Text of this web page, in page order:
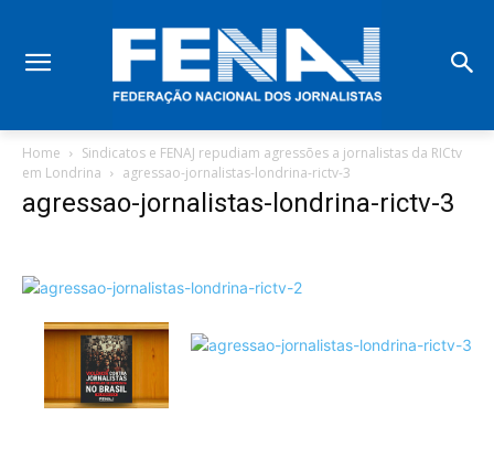
Home
Sindicatos e FENAJ repudiam agressões a jornalistas da RICtv
em Londrina
agressao-jornalistas-londrina-rictv-3
agressao-jornalistas-londrina-rictv-3